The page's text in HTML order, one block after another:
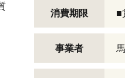
消費期限 ■
事業者